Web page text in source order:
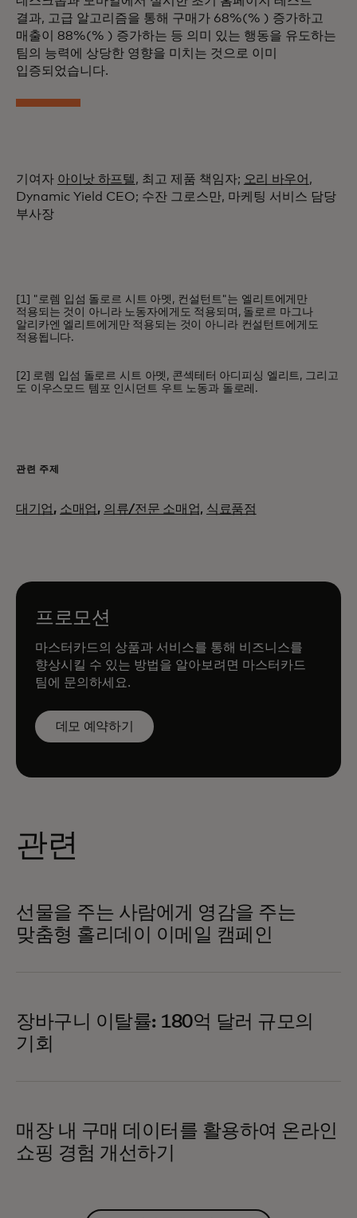
결과, 고급 알고리즘을 통해 구매가 68%(% ) 증가하고
매출이 88%(% ) 증가하는 등 의미 있는 행동을 유도하는
팀의 능력에 상당한 영향을 미치는 것으로 이미
입증되었습니다.
기여자 아이낫 하프텔, 최고 제품 책임자; 오리 바우어 ,
Dynamic Yield CEO; 수잔 그로스만, 마케팅 서비스 담당
부사장
[1] "로렘 입섬 돌로르 시트 아멧, 컨설턴트"는 엘리트에게만
적용되는 것이 아니라 노동자에게도 적용되며, 돌로르 마그나
알리카엔 엘리트에게만 적용되는 것이 아니라 컨설턴트에게도
적용됩니다.
[2] 로렘 입섬 돌로르 시트 아멧, 콘섹테터 아디피싱 엘리트, 그리고
도 이우스모드 템포 인시던트 우트 노동과 돌로레.
관련 주제
대기업, 소매업, 의류/전문 소매업, 식료품점
프로모션
마스터카드의 상품과 서비스를 통해 비즈니스를
향상시킬 수 있는 방법을 알아보려면 마스터카드
팀에 문의하세요.
데모 예약하기
관련
선물을 주는 사람에게 영감을 주는
맞춤형 홀리데이 이메일 캠페인
장바구니 이탈률: 180억 달러 규모의
기회
매장 내 구매 데이터를 활용하여 온라인
쇼핑 경험 개선하기